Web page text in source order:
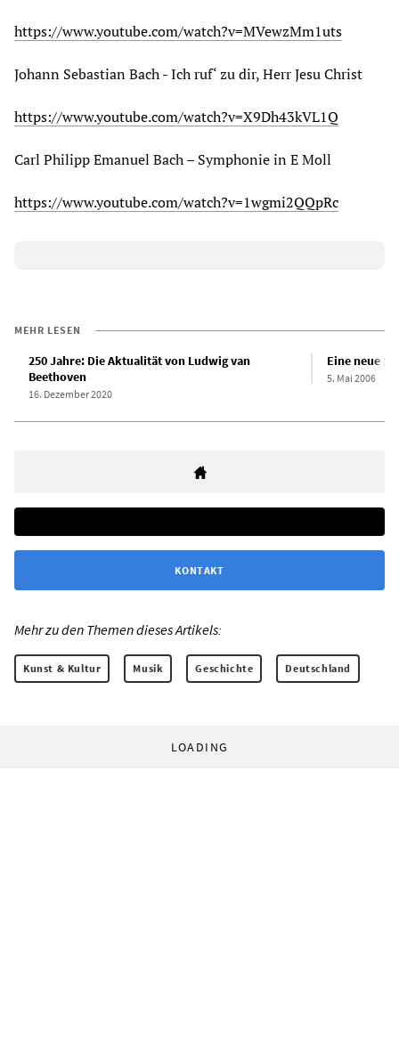
https://www.youtube.com/watch?v=MVewzMm1uts
Johann Sebastian Bach - Ich ruf‘ zu dir, Herr Jesu Christ
https://www.youtube.com/watch?v=X9Dh43kVL1Q
Carl Philipp Emanuel Bach – Symphonie in E Moll
https://www.youtube.com/watch?v=1wgmi2QQpRc
MEHR LESEN
250 Jahre: Die Aktualität von Ludwig van
Beethoven
16. Dezember 2020
Eine neue
5. Mai 2006
KONTAKT
Mehr zu den Themen dieses Artikels:
Kunst & Kultur Musik Geschichte Deutschland
LOADING